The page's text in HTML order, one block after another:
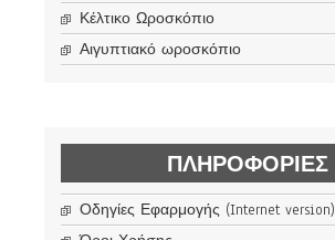
Κέλτικο Ωροσκόπιο
Αιγυπτιακό ωροσκόπιο
ΠΛΗΡΟΦΟΡΊΕΣ
Οδηγίες Εφαρμογής (Internet version)